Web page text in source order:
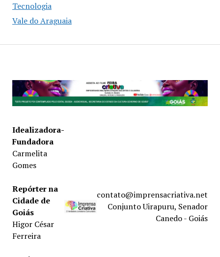
Tecnologia
Vale do Araguaia
Idealizadora-
Fundadora
Carmelita
Gomes
Repórter na
Cidade de
Goiás
Higor César
Ferreira
contato@imprensacriativa.net
Conjunto Uirapuru, Senador
Canedo - Goiás